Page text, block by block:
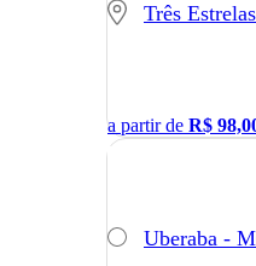
a partir de R$
Uberaba -